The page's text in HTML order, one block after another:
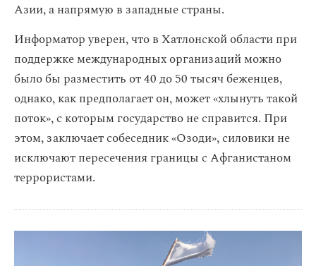
Азии, а напрямую в западные страны.
Информатор уверен, что в Хатлонской области при
поддержке международных организаций можно
было бы разместить от 40 до 50 тысяч беженцев,
однако, как предполагает он, может «хлынуть такой
поток», с которым государство не справится. При
этом, заключает собеседник «Озоди», силовики не
исключают пересечения границы с Афганистаном
террористами.